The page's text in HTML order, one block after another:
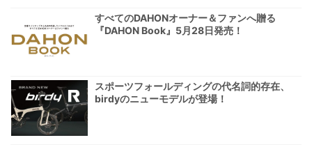
すべてのDAHONオーナー＆ファンへ贈る
『DAHON Book』5月28日発売！
スポーツフォールディングの代名詞的存在、
birdyのニューモデルが登場！